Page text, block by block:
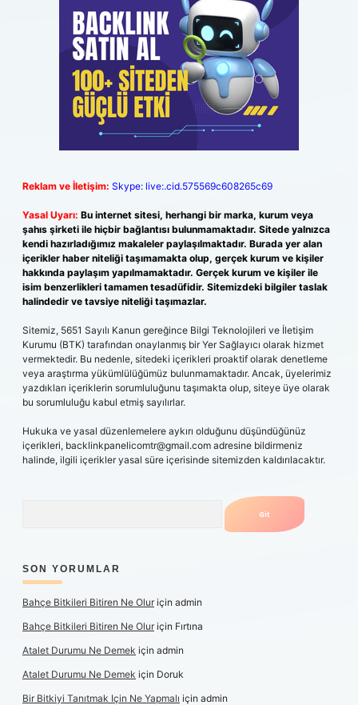
Reklam ve İletişim: Skype: live:.cid.575569c608265c69
Yasal Uyarı: Bu internet sitesi, herhangi bir marka, kurum veya
şahıs şirketi ile hiçbir bağlantısı bulunmamaktadır. Sitede yalnızca
kendi hazırladığımız makaleler paylaşılmaktadır. Burada yer alan
içerikler haber niteliği taşımamakta olup, gerçek kurum ve kişiler
hakkında paylaşım yapılmamaktadır. Gerçek kurum ve kişiler ile
isim benzerlikleri tamamen tesadüfidir. Sitemizdeki bilgiler taslak
halindedir ve tavsiye niteliği taşımazlar.
Sitemiz, 5651 Sayılı Kanun gereğince Bilgi Teknolojileri ve İletişim
Kurumu (BTK) tarafından onaylanmış bir Yer Sağlayıcı olarak hizmet
vermektedir. Bu nedenle, sitedeki içerikleri proaktif olarak denetleme
veya araştırma yükümlülüğümüz bulunmamaktadır. Ancak, üyelerimiz
yazdıkları içeriklerin sorumluluğunu taşımakta olup, siteye üye olarak
bu sorumluluğu kabul etmiş sayılırlar.
Hukuka ve yasal düzenlemelere aykırı olduğunu düşündüğünüz
içerikleri, backlinkpanelicomtr@gmail.com adresine bildirmeniz
halinde, ilgili içerikler yasal süre içerisinde sitemizden kaldırılacaktır.
SON YORUMLAR
Bahçe Bitkileri Bitiren Ne Oluriçin admin
Bahçe Bitkileri Bitiren Ne Oluriçin Fırtına
Atalet Durumu Ne Demek için admin
Atalet Durumu Ne Demek için Doruk
Bir Bitkiyi Tanıtmak Için Ne Yapmalı için admin